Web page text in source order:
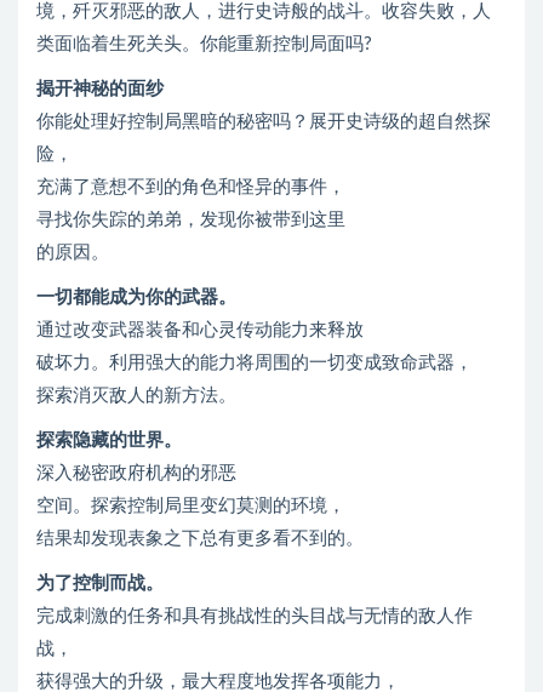
境，歼灭邪恶的敌人，进行史诗般的战斗。收容失败，人
类面临着生死关头。你能重新控制局面吗?
揭开神秘的面纱
你能处理好控制局黑暗的秘密吗？展开史诗级的超自然探
险，
充满了意想不到的角色和怪异的事件，
寻找你失踪的弟弟，发现你被带到这里
的原因。
一切都能成为你的武器。
通过改变武器装备和心灵传动能力来释放
破坏力。利用强大的能力将周围的一切变成致命武器，
探索消灭敌人的新方法。
探索隐藏的世界。
深入秘密政府机构的邪恶
空间。探索控制局里变幻莫测的环境，
结果却发现表象之下总有更多看不到的。
为了控制而战。
完成刺激的任务和具有挑战性的头目战与无情的敌人作
战，
获得强大的升级，最大程度地发挥各项能力，